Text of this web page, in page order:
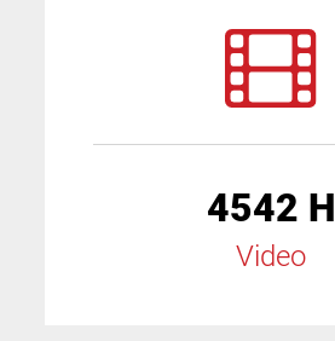
4542 H
Video